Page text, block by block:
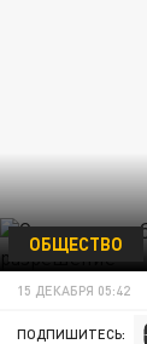
ОБЩЕСТВО
15 ДЕКАБРЯ 05:42
ПОДПИШИТЕСЬ: